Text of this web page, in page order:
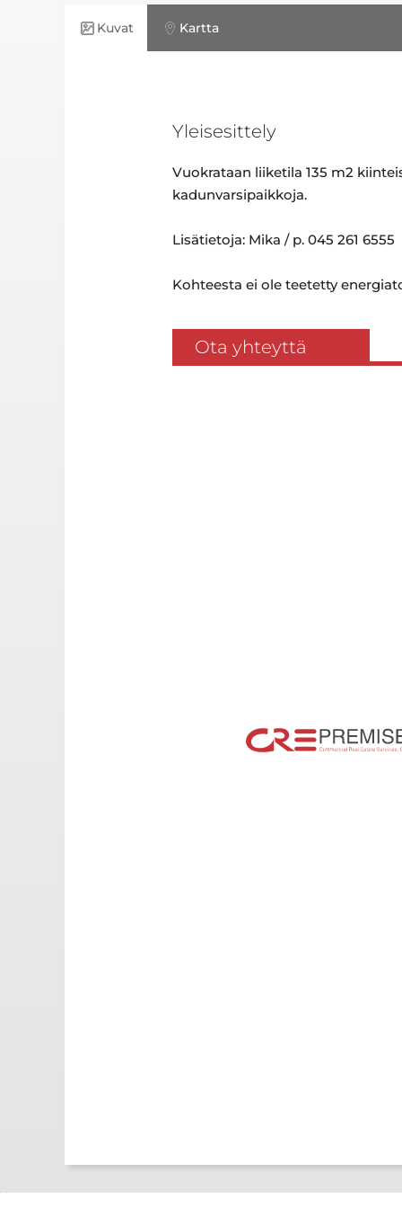
Kuvat Kartta
Yleisesittely
Vuokrataan liiketila 135 m2
kadunvarsipaikkoja.
Lisätietoja: Mika / p. 045 261 6555
Kohteesta ei ole teetetty
Ota yhteyttä